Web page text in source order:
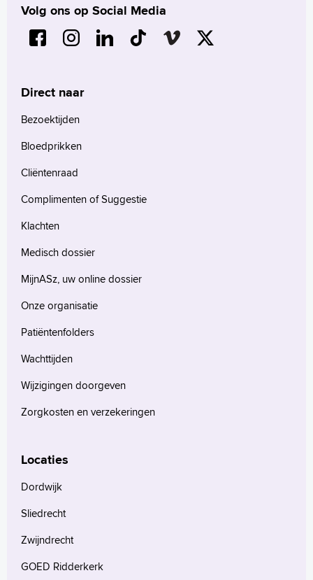
Volg ons op Social Media
Direct naar
Bezoektijden
Bloedprikken
Cliëntenraad
Complimenten of Suggestie
Klachten
Medisch dossier
MijnASz, uw online dossier
Onze organisatie
Patiëntenfolders
Wachttijden
Wijzigingen doorgeven
Zorgkosten en verzekeringen
Locaties
Dordwijk
Sliedrecht
Zwijndrecht
GOED Ridderkerk